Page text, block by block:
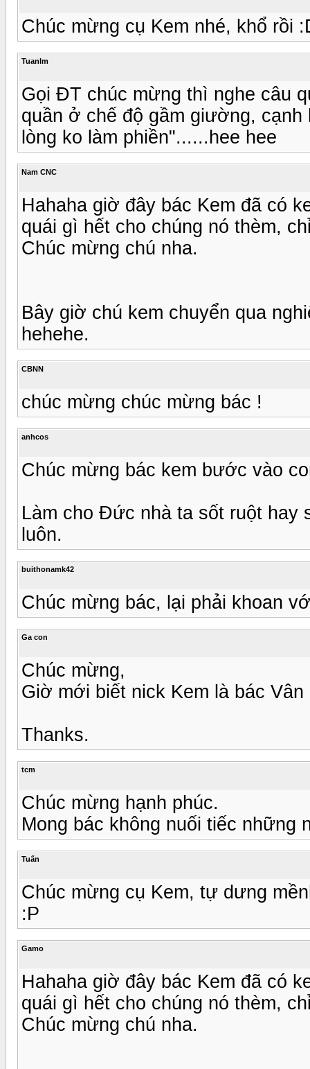
Chúc mừng cụ Kem nhé, khổ rồi
Tuanlm
Gọi ĐT chúc mừng thì nghe câu
quần ở chế độ gầm giường,
lòng ko làm phiền"......hee hee
Nam CNC
Hahaha giờ đây bác Kem đã có
quái gì hết cho chúng nó thèm,
Chúc mừng chú nha.
Bây giờ chú kem chuyển qua
hehehe.
CBNN
chúc mừng chúc mừng bác !
anhcos
Chúc mừng bác kem bước vào
Làm cho Đức nhà ta sốt ruột hay
luôn.
buithonamk42
Chúc mừng bác, lại phải khoan
Ga con
Chúc mừng,
Giờ mới biết nick Kem là bác Vân
Thanks.
tcm
Chúc mừng hạnh phúc.
Mong bác không nuối tiếc những
Tuấn
Chúc mừng cụ Kem, tự dưng
:P
Gamo
Hahaha giờ đây bác Kem đã có
quái gì hết cho chúng nó thèm,
Chúc mừng chú nha.